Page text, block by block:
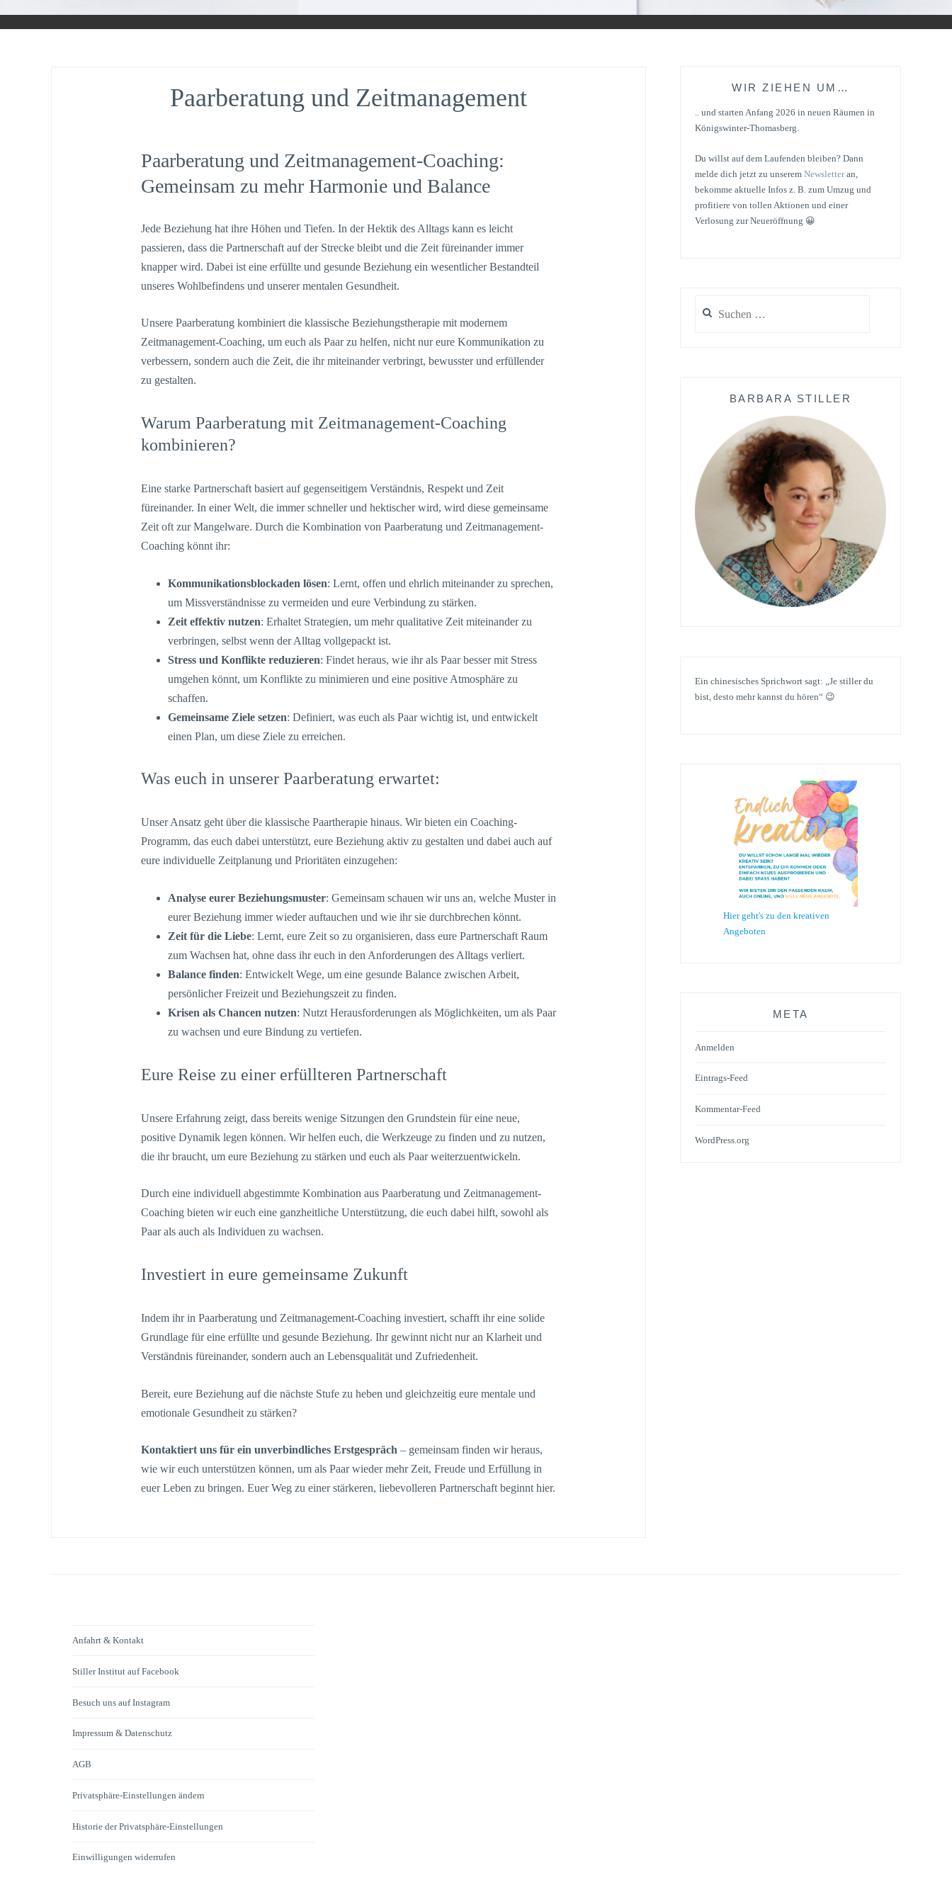
Paarberatung und Zeitmanagement
Paarberatung und Zeitmanagement-Coaching:
Gemeinsam zu mehr Harmonie und Balance
Jede Beziehung hat ihre Höhen und Tiefen. In der Hektik des Alltags kann es leicht
passieren, dass die Partnerschaft auf der Strecke bleibt und die Zeit füreinander immer
knapper wird. Dabei ist eine erfüllte und gesunde Beziehung ein wesentlicher Bestandteil
unseres Wohlbefindens und unserer mentalen Gesundheit.
Unsere Paarberatung kombiniert die klassische Beziehungstherapie mit modernem
Zeitmanagement-Coaching, um euch als Paar zu helfen, nicht nur eure Kommunikation zu
verbessern, sondern auch die Zeit, die ihr miteinander verbringt, bewusster und erfüllender
zu gestalten.
Warum Paarberatung mit Zeitmanagement-Coaching
kombinieren?
Eine starke Partnerschaft basiert auf gegenseitigem Verständnis, Respekt und Zeit
füreinander. In einer Welt, die immer schneller und hektischer wird, wird diese gemeinsame
Zeit oft zur Mangelware. Durch die Kombination von Paarberatung und Zeitmanagement-
Coaching könnt ihr:
Kommunikationsblockaden lösen: Lernt, offen und ehrlich miteinander zu sprechen,
um Missverständnisse zu vermeiden und eure Verbindung zu stärken.
Zeit effektiv nutzen: Erhaltet Strategien, um mehr qualitative Zeit miteinander zu
verbringen, selbst wenn der Alltag vollgepackt ist.
Stress und Konflikte reduzieren: Findet heraus, wie ihr als Paar besser mit Stress
umgehen könnt, um Konflikte zu minimieren und eine positive Atmosphäre zu
schaffen.
Gemeinsame Ziele setzen: Definiert, was euch als Paar wichtig ist, und entwickelt
einen Plan, um diese Ziele zu erreichen.
Was euch in unserer Paarberatung erwartet:
Unser Ansatz geht über die klassische Paartherapie hinaus. Wir bieten ein Coaching-
Programm, das euch dabei unterstützt, eure Beziehung aktiv zu gestalten und dabei auch auf
eure individuelle Zeitplanung und Prioritäten einzugehen:
Analyse eurer Beziehungsmuster: Gemeinsam schauen wir uns an, welche Muster in
eurer Beziehung immer wieder auftauchen und wie ihr sie durchbrechen könnt.
Zeit für die Liebe: Lernt, eure Zeit so zu organisieren, dass eure Partnerschaft Raum
zum Wachsen hat, ohne dass ihr euch in den Anforderungen des Alltags verliert.
Balance finden: Entwickelt Wege, um eine gesunde Balance zwischen Arbeit,
persönlicher Freizeit und Beziehungszeit zu finden.
Krisen als Chancen nutzen: Nutzt Herausforderungen als Möglichkeiten, um als Paar
zu wachsen und eure Bindung zu vertiefen.
Eure Reise zu einer erfüllteren Partnerschaft
Unsere Erfahrung zeigt, dass bereits wenige Sitzungen den Grundstein für eine neue,
positive Dynamik legen können. Wir helfen euch, die Werkzeuge zu finden und zu nutzen,
die ihr braucht, um eure Beziehung zu stärken und euch als Paar weiterzuentwickeln.
Durch eine individuell abgestimmte Kombination aus Paarberatung und Zeitmanagement-
Coaching bieten wir euch eine ganzheitliche Unterstützung, die euch dabei hilft, sowohl als
Paar als auch als Individuen zu wachsen.
Investiert in eure gemeinsame Zukunft
Indem ihr in Paarberatung und Zeitmanagement-Coaching investiert, schafft ihr eine solide
Grundlage für eine erfüllte und gesunde Beziehung. Ihr gewinnt nicht nur an Klarheit und
Verständnis füreinander, sondern auch an Lebensqualität und Zufriedenheit.
Bereit, eure Beziehung auf die nächste Stufe zu heben und gleichzeitig eure mentale und
emotionale Gesundheit zu stärken?
Kontaktiert uns für ein unverbindliches Erstgespräch – gemeinsam finden wir heraus,
wie wir euch unterstützen können, um als Paar wieder mehr Zeit, Freude und Erfüllung in
euer Leben zu bringen. Euer Weg zu einer stärkeren, liebevolleren Partnerschaft beginnt hier.
WIR ZIEHEN UM…
.. und starten Anfang 2026 in neuen Räumen in
Königswinter-Thomasberg.
Du willst auf dem Laufenden bleiben? Dann
melde dich jetzt zu unserem Newsletteran,
bekomme aktuelle Infos z. B. zum Umzug und
profitiere von tollen Aktionen und einer
Verlosung zur Neueröffnung 😀
nach:
BARBARA STILLER
Ein chinesisches Sprichwort sagt: „Je stiller du
bist, desto mehr kannst du hören“ 😉
Hier geht's zu den kreativen
Angeboten
META
Anmelden
Eintrags-Feed
Kommentar-Feed
WordPress.org
Anfahrt & Kontakt
Stiller Institut auf Facebook
Besuch uns auf Instagram
Impressum & Datenschutz
AGB
Privatsphäre-Einstellungen ändern
Historie der Privatsphäre-Einstellungen
Einwilligungen widerrufen